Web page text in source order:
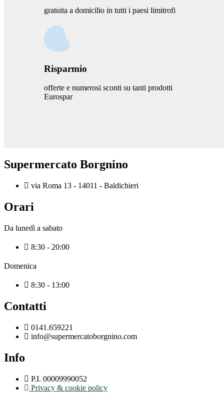
gratuita a domicilio in tutti i paesi limitrofi
Risparmio
offerte e numerosi sconti su tanti prodotti
Eurospar
Supermercato Borgnino
via Roma 13 - 14011 - Baldichieri
Orari
Da lunedì a sabato
8:30 - 20:00
Domenica
8:30 - 13:00
Contatti
0141.659221
info@supermercatoborgnino.com
Info
P.I. 00009990052
Privacy & cookie policy